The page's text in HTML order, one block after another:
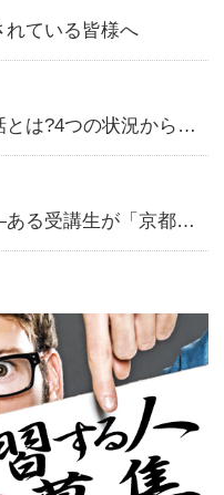
KEC Foreign